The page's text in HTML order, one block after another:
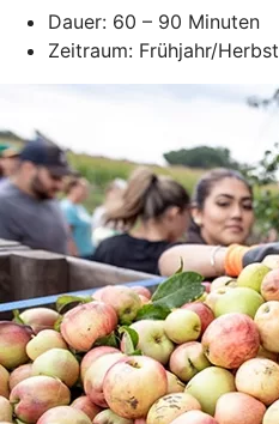
Dauer: 60 – 90 Minuten
Zeitraum: Frühjahr/Herbst